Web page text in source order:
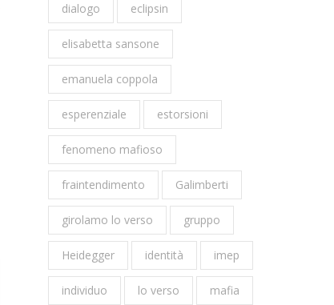
dialogo eclipsin
elisabetta sansone
emanuela coppola
esperenziale estorsioni
fenomeno mafioso
fraintendimento Galimberti
girolamo lo verso gruppo
Heidegger identità imep
individuo lo verso mafia